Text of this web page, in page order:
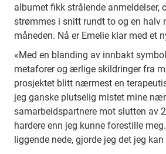
albumet fikk strålende anmeldelser,
strømmes i snitt rundt to og en halv
måneden. Nå er Emelie klar med et
«Med en blanding av innbakt
metaforer og ærlige skildringer fra
prosjektet blitt nærmest en
jeg ganske plutselig mistet mine
samarbeidspartnere mot slutten av
hardere enn jeg kunne forestille
liggende nede, gjorde jeg det jeg